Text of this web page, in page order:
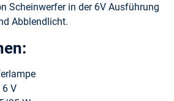
Scheinwerfer in der 6V Ausführung
Abblendlicht.
6 V